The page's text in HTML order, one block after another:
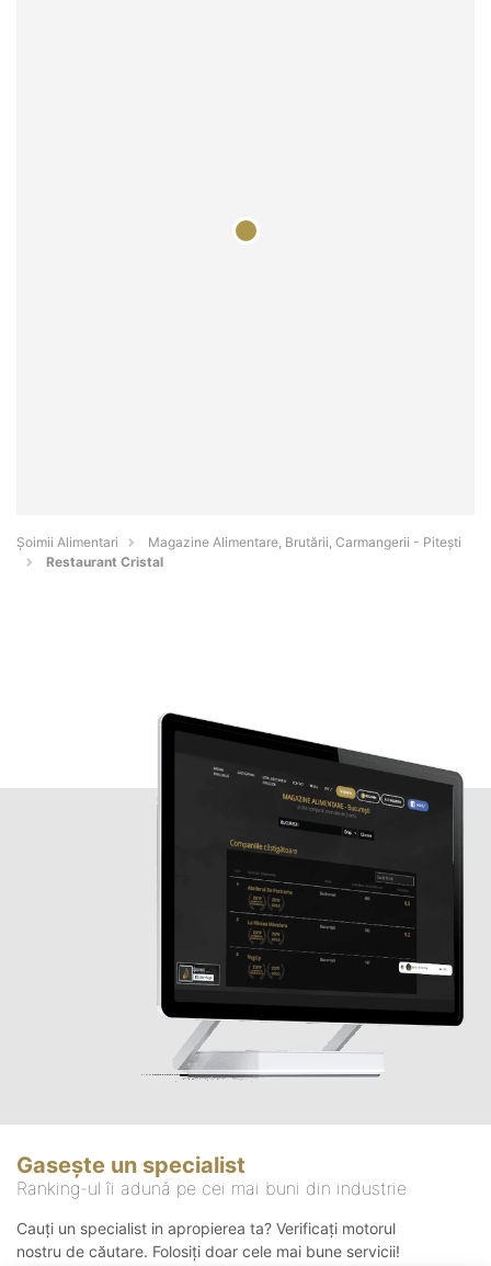
Şoimii Alimentari
Magazine Alimentare, Brutării, Carmangerii - Piteşti
Restaurant Cristal
Gasește un specialist
Ranking-ul îi adună pe cei mai buni din industrie
Cauți un specialist in apropierea ta? Verificați motorul
nostru de căutare. Folosiți doar cele mai bune servicii!